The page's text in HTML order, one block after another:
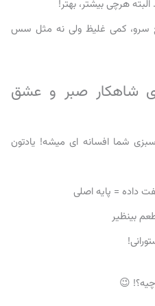
سرو، کمی غلیظ ولی نه مثل سس
شاهکار صبر و عشق
سبزی شما افسانه ای میشه! یادتون
داده = پایه اصلی
بینظیر
😉